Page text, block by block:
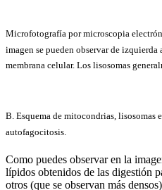
Microfotografía por microscopia
imagen se pueden observar de
membrana celular. Los lisosomas
B. Esquema de mitocondrias,
autofagocitosis.
Como puedes observar en la
lípidos obtenidos de las digestión
otros (que se observan más